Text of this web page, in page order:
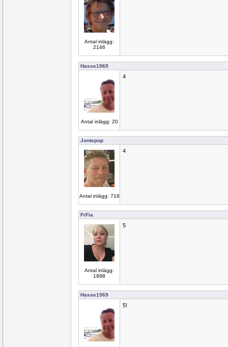
Antal inlägg:
2146
Hasse1969
Antal inlägg: 20
4
Jontepop
Antal inlägg: 718
4
FrFia
Antal inlägg:
1998
5
Hasse1969
5!